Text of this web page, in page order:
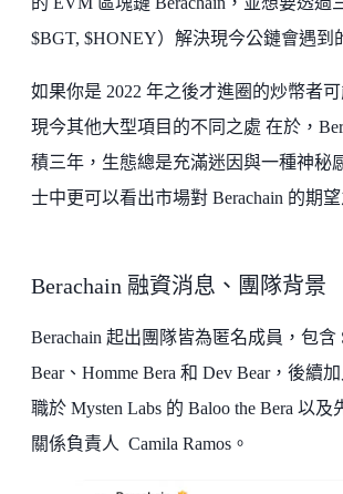
$BGT, $HONEY）解決現今公鏈會遇到
如果你是 2022 年之後才進圈的炒幣者
現今其他大型項目的不同之處 在於，
積三年，生態總是充滿迷因與一種神秘
士中更可以看出市場對 Berachain 的期望
Berachain 融資消息、團隊背景
Berachain 起出團隊皆為匿名成員，包含
Bear、Homme Bera 和 Dev Bear，後續
職於 Mysten Labs 的 Baloo the Bera 以
關係負責人 Camila Ramos。